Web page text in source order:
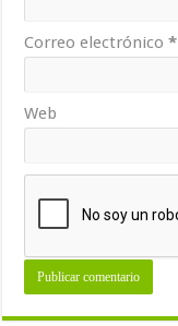
Correo electrónico*
Web